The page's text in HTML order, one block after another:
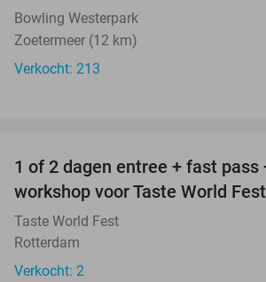
Bowling Westerpark
Zoetermeer (12 km)
Verkocht: 213
TODAY
1 of 2 dagen entree + fast pass
workshop voor Taste World Fest
Taste World Fest
Rotterdam
Verkocht: 2